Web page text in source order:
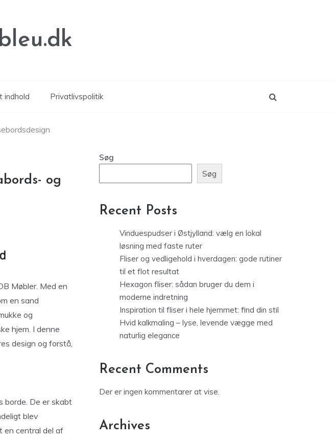
indhold Privatlivspolitik
og
Møbler. Med en
en sand
og
hjem. I denne
design og forstå,
borde. De er skabt
blev
en central del af
Søg
Søg
Recent Posts
Vinduespudser i Østjylland: vælg en lokal
løsning med faste ruter
Fliser og vedligehold i hverdagen: gode rutiner
til et flot resultat
Hexagon fliser: sådan bruger du dem i
moderne indretning
Inspiration til fliser i hele hjemmet: find din stil
Hvid kalkmaling – lyse, levende vægge med
naturlig elegance
Recent Comments
Der er ingen kommentarer at vise.
Archives